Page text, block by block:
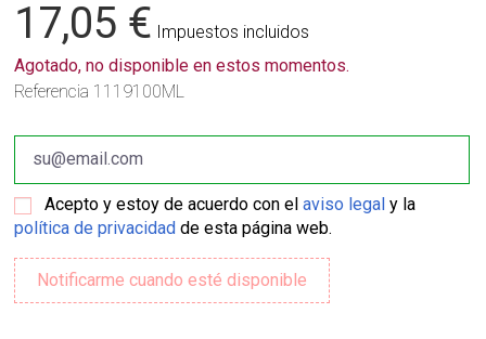
17,05 € Impuestos incluidos
Agotado, no disponible en estos momentos.
Referencia 1119100ML
Acepto y estoy de acuerdo con elaviso legal y la
política de privacidad de esta página web.